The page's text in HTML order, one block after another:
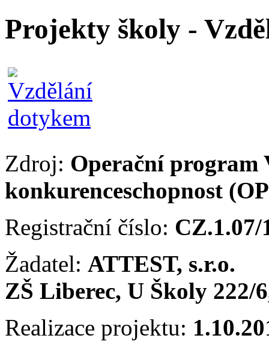
Projekty školy -
Zdroj: Operační program
konkurenceschopnost
Registrační číslo: CZ.1.07/
Žadatel: ATTEST, s.r.o.
ZŠ Liberec, U Školy 222/
Realizace projektu: